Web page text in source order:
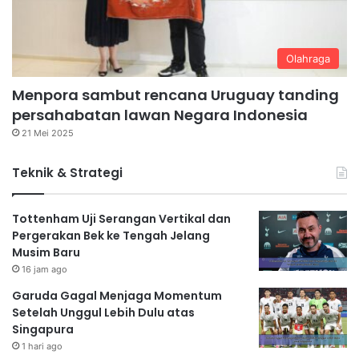
Olahraga
Menpora sambut rencana Uruguay tanding
persahabatan lawan Negara Indonesia
21 Mei 2025
Teknik & Strategi
Tottenham Uji Serangan Vertikal dan
Pergerakan Bek ke Tengah Jelang
Musim Baru
16 jam ago
Garuda Gagal Menjaga Momentum
Setelah Unggul Lebih Dulu atas
Singapura
1 hari ago